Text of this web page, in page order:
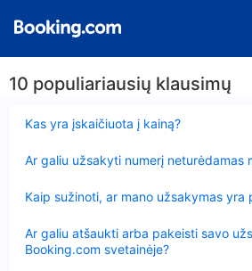
10 populiariausių klausimų
Kas yra įskaičiuota į kainą?
Ar galiu užsakyti numerį neturėdamas
Kaip sužinoti, ar mano užsakymas yra
Ar galiu atšaukti arba pakeisti savo
Booking.com svetainėje?